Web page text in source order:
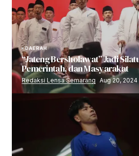
DAERAH
“Jateng Bersholawat” Jadi
Pemerintah, dan Masyarakat
Redaksi Lensa Semarang Aug 20, 2024